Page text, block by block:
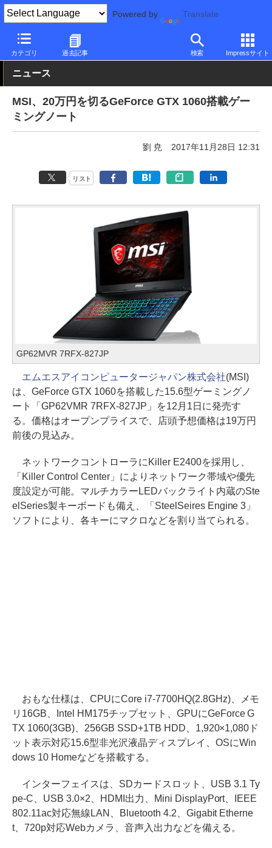
Powered by Translate
カテゴリ 過去記事 検索 Impressサイト
PC Watch パソコン/タブレット/スマートフォン ゲーミングノー
ニュース
MSI、20万円を切るGeForce GTX 1060搭載ゲー
ミングノート
劉 尭 2017年11月28日 12:31
リスト
GP62MVR 7RFX-827JP
エムエスアイコンピュータージャパン株式会社(MSI)
は、GeForce GTX 1060を搭載した15.6型ゲーミングノ
ート「GP62VMR 7RFX-827JP」を12月1日に発売す
る。価格はオープンプライスで、店頭予想価格は19万円
前後の見込み。
ネットワークコントローラにKiller E2400を採用し、
「Killer Control Center」によりネットワーク帯域や優先
度設定が可能。マルチカラーLEDバックライト内蔵のSte
elSeries製キーボードも備え、「SteelSeires Engine 3」
ソフトにより、各キーにマクロなどを割り当てられる。
おもな仕様は、CPUにCore i7-7700HQ(2.8GHz)、メモ
リ16GB、Intel HM175チップセット、GPUにGeForce G
TX 1060(3GB)、256GB SSD+1TB HDD、1,920×1,080ド
ット表示対応15.6型非光沢液晶ディスプレイ、OSにWin
dows 10 Homeなどを搭載する。
インターフェイスは、SDカードスロット、USB 3.1 Ty
pe-C、USB 3.0×2、HDMI出力、Mini DisplayPort、IEEE
802.11ac対応無線LAN、Bluetooth 4.2、Gigabit Etherne
t、720p対応Webカメラ、音声入出力などを備える。